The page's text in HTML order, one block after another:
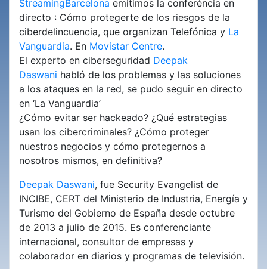
StreamingBarcelona emitimos la conferéncia en
directo : Cómo protegerte de los riesgos de la
ciberdelincuencia, que organizan Telefónica y La
Vanguardia. En Movistar Centre.
El experto en ciberseguridad Deepak
Daswani habló de los problemas y las soluciones
a los ataques en la red, se pudo seguir en directo
en ‘La Vanguardia’
¿Cómo evitar ser hackeado? ¿Qué estrategias
usan los cibercriminales? ¿Cómo proteger
nuestros negocios y cómo protegernos a
nosotros mismos, en definitiva?
Deepak Daswani, fue Security Evangelist de
INCIBE, CERT del Ministerio de Industria, Energía y
Turismo del Gobierno de España desde octubre
de 2013 a julio de 2015. Es conferenciante
internacional, consultor de empresas y
colaborador en diarios y programas de televisión.